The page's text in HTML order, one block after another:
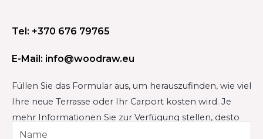
Tel: +370 676 79765
E-Mail: info@woodraw.eu
Füllen Sie das Formular aus, um herauszufinden, wie viel
Ihre neue Terrasse oder Ihr Carport kosten wird. Je
mehr Informationen Sie zur Verfügung stellen, desto
genauer wird der Preis sein.